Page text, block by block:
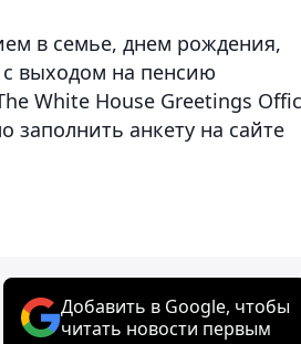
в семье, днем рождения,
выходом на пенсию
White House Greetings
заполнить анкету на сайте
Добавить в Google, чтобы
читать новости первым